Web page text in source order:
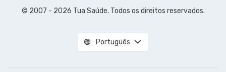
© 2007 - 2026 Tua Saúde. Todos os direitos reservados.
Português